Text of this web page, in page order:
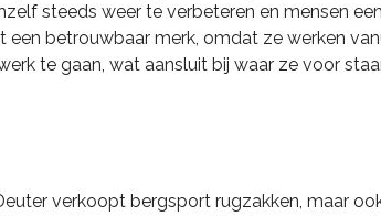
steeds weer te verbeteren en mensen
betrouwbaar merk, omdat ze werken
te gaan, wat aansluit bij waar ze voor
verkoopt bergsport rugzakken, maar